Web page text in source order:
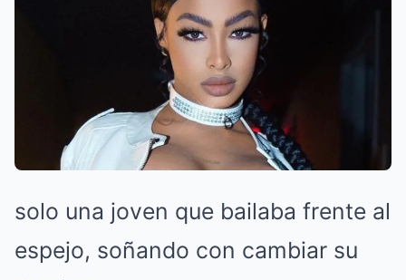
solo una joven que bailaba frente al
espejo, soñando con cambiar su